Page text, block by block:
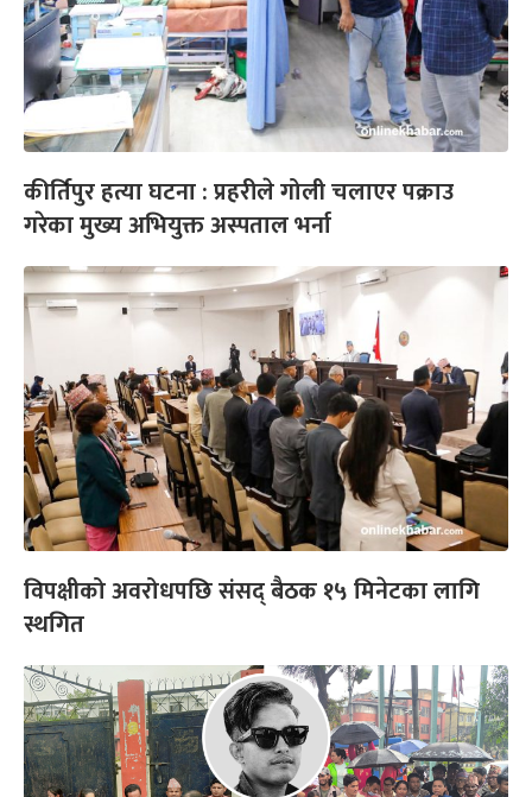
कीर्तिपुर हत्या घटना : प्रहरीले गोली चलाएर पक्राउ
गरेका मुख्य अभियुक्त अस्पताल भर्ना
विपक्षीको अवरोधपछि संसद् बैठक १५ मिनेटका लागि
स्थगित